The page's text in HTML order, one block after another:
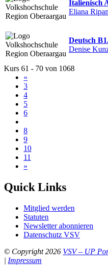
Italienisch
Eliana
Deutsch
Denise
Kurs 61 - 70 von 1068
«
3
4
5
6
8
9
10
11
»
Quick Links
Mitglied werden
Statuten
Newsletter abonnieren
Datenschutz VSV
© Copyright 2026 VSV – UP
| Impressum